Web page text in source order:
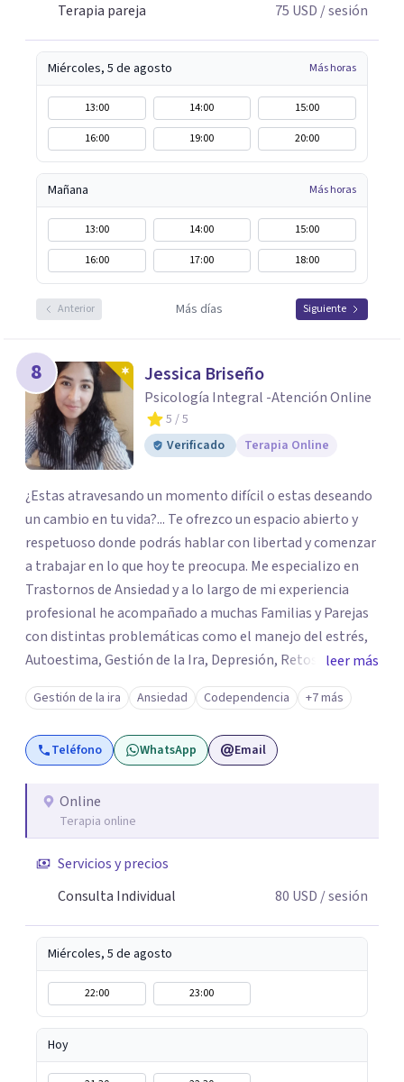
Terapia pareja 75 USD / sesión
Miércoles, 5 de agosto Más horas
13:00 14:00
15:00
16:00
19:00 20:00
Mañana Más horas
13:00 14:00
15:00
16:00
17:00 18:00
Anterior Más días Siguiente
8 Jessica Briseño
Psicología Integral -Atención Online
5 / 5
Verificado
Terapia Online
¿Estas atravesando un momento difícil o estas deseando
un cambio en tu vida?... Te ofrezco un espacio abierto y
respetuoso donde podrás hablar con libertad y comenzar
a trabajar en lo que hoy te preocupa. Me especializo en
Trastornos de Ansiedad y a lo largo de mi experiencia
profesional he acompañado a muchas Familias y Parejas
con distintas problemáticas como el manejo del estrés,
Autoestima, Gestión de la Ira, Depresión, Retos en la
Crianza, Codependencia, Celos, entre otros. Cuento con
más de 12 años de experiencia en el área de la Salud
mental y he trabajado en distintos contextos clínicos con
niños, Adolescentes y Adultos
leer más
Gestión de la ira Ansiedad Codependencia +7 más
Teléfono WhatsApp Email
Online
Terapia online
Servicios y precios
Consulta Individual
80 USD / sesión
Miércoles, 5 de agosto
22:00 23:00
Hoy